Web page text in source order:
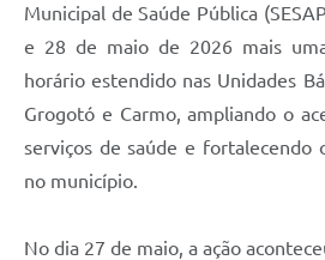
Telefones Úteis
SIC
Municipal de Saúde Pública
e 28 de maio de 2026 mais
horário estendido nas Unidades
Grogotó e Carmo, ampliando o
serviços de saúde e fortalecendo
no município.
No dia 27 de maio, a ação